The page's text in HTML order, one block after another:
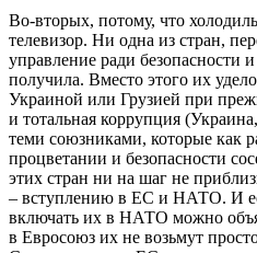
Во-вторых, потому, что
телевизор. Ни одна из стран,
управление ради безопасности
получила. Вместо этого их
Украиной или Грузией при
и тотальная коррупция
теми союзниками, которые как
процветании и безопасности
этих стран ни на шаг не
– вступлению в ЕС и НАТО. И
включать их в НАТО можно
в Евросоюз их не возьмут